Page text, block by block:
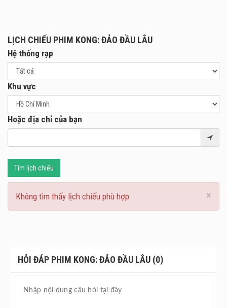
lãnh địa của Kong huyền thoại.
LỊCH CHIẾU PHIM KONG: ĐẢO ĐẦU LÂU
Hệ thống rạp
Khu vực
Hoặc địa chỉ của bạn
Tìm lịch chiếu
×
Không tìm thấy lịch chiếu phù hợp
HỎI ĐÁP PHIM KONG: ĐẢO ĐẦU LÂU (0)